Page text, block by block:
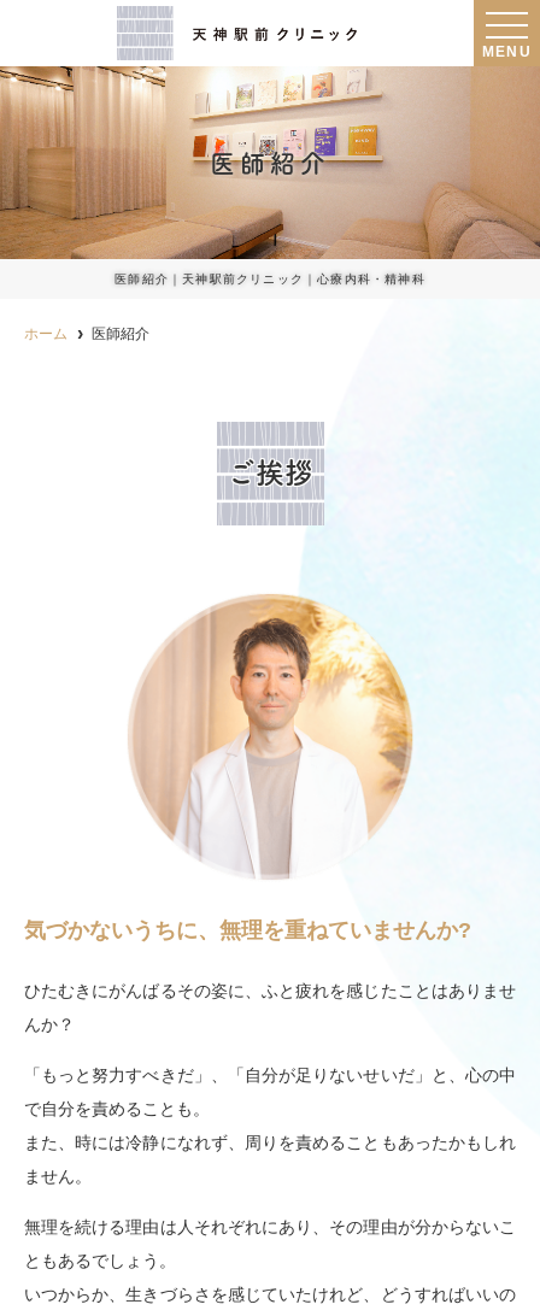
MENU
医師紹介
医師紹介｜天神駅前クリニック｜心療内科・精神科
ホーム 医師紹介
ご挨拶
気づかないうちに、無理を重ねていませんか?
ひたむきにがんばるその姿に、ふと疲れを感じたことはありませ
んか？
「もっと努力すべきだ」、「自分が足りないせいだ」と、心の中
で自分を責めることも。
また、時には冷静になれず、周りを責めることもあったかもしれ
ません。
無理を続ける理由は人それぞれにあり、その理由が分からないこ
ともあるでしょう。
いつからか、生きづらさを感じていたけれど、どうすればいいの